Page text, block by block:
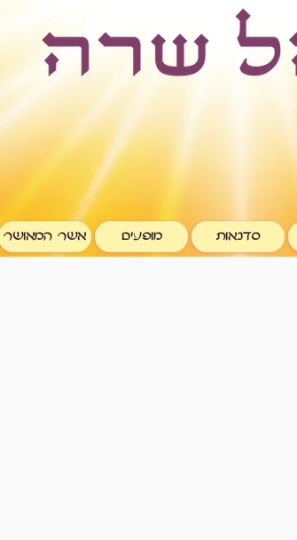
סדנאות מופעים אשר המאושר